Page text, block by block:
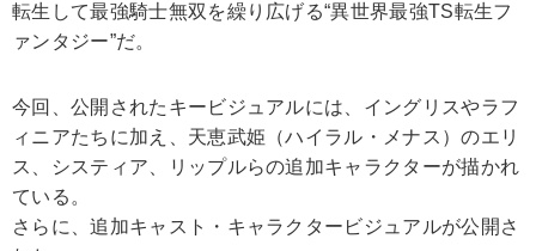
転生して最強騎士無双を繰り広げる“異世界最強TS転生フ
ァンタジー”だ。
今回、公開されたキービジュアルには、イングリスやラフ
ィニアたちに加え、天恵武姫（ハイラル・メナス）のエリ
ス、システィア、リップルらの追加キャラクターが描かれ
ている。
さらに、追加キャスト・キャラクタービジュアルが公開さ